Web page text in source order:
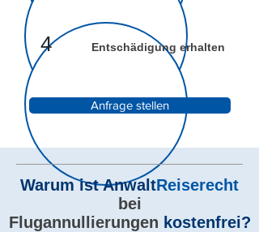
4 Entschädigung erhalten
Anfrage stellen
Warum ist AnwaltReiserecht
bei
Flugannullierungen kostenfrei?